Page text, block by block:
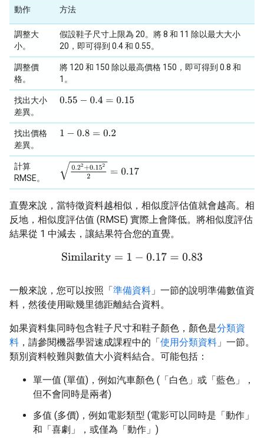
動作 方法
調整大
小。
假設鞋子尺寸上限為 20。將 8 和 11 除以最大大小
20，即可得到 0.4 和 0.55。
調整價
格。
將 120 和 150 除以最高價格 150，即可得到 0.8 和
1。
找出大小
差異。
0.55− 0.4=0.15
找出價格
差異。
1 −0.8=0.2
計算
RMSE。
0.22+0.1522= 0.17
直覺來說，當特徵資料越相似，相似度評估值就會越高。相
反地，相似度評估值 (RMSE) 實際上會降低。將相似度評估
結果從 1 中減去，讓結果符合您的直覺。
Similarity =1 −0.17=0.83
一般來說，您可以按照「準備資料 」一節的說明準備數值資
料，然後使用歐幾里德距離結合資料。
如果資料集同時包含鞋子尺寸和鞋子顏色，顏色是分類資
料 ，請參閱機器學習速成課程中的「使用分類資料 」一節。
類別資料較難與數值大小資料結合。可能包括：
單一值 (單值)，例如汽車顏色 (「白色」或「藍色」，
但不會同時是兩者)
多值 (多價)，例如電影類型 (電影可以同時是「動作」
和「喜劇」，或僅為「動作」)